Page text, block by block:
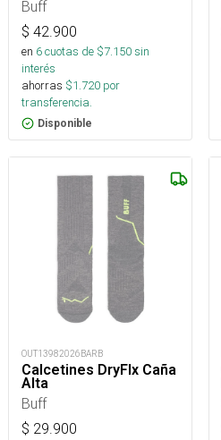
Buff
$ 42.900
en 6cuotas de $7.150sin
interés
ahorras $1.720 por
transferencia.
Disponible
OUT13982026BARB
Calcetines DryFlx Caña
Alta
Buff
$ 29.900